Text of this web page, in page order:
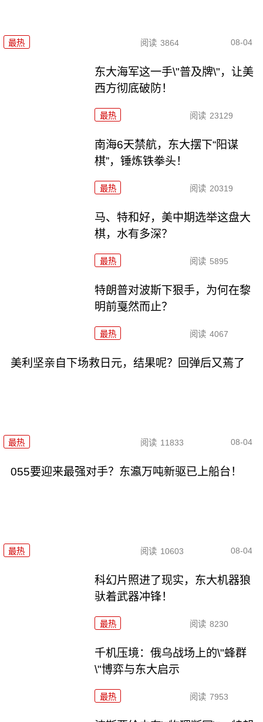
最热 阅读 3864 08-04
东大海军这一手\"普及牌\"，让美
西方彻底破防！
最热 阅读 23129
南海6天禁航，东大摆下“阳谋
棋”，锤炼铁拳头！
最热 阅读 20319
马、特和好，美中期选举这盘大
棋，水有多深？
最热 阅读 5895
特朗普对波斯下狠手，为何在黎
明前戛然而止？
最热 阅读 4067
美利坚亲自下场救日元，结果呢？回弹后又蔫了
最热 阅读 11833 08-04
055要迎来最强对手？东瀛万吨新驱已上船台！
最热 阅读 10603 08-04
科幻片照进了现实，东大机器狼
驮着武器冲锋！
最热 阅读 8230
千机压境：俄乌战场上的\"蜂群
\"博弈与东大启示
最热 阅读 7953